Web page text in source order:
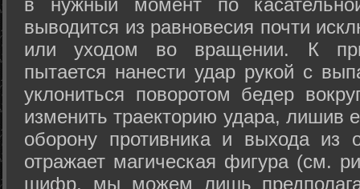
выводится из равновесия почти
или уходом во вращении. К
пытается нанести удар рукой с
уклониться поворотом бедер
изменить траекторию удара, лишив
оборону противника и выхода из
отражает магическая фигура (см.
шифр, мы можем лишь